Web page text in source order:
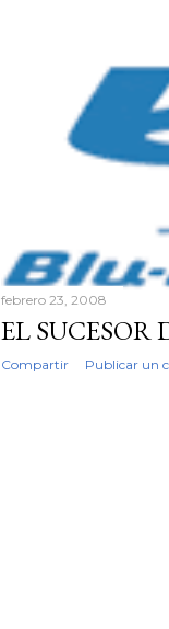
s
febrero 23, 2008
EL SUCESOR
Compartir Publicar un